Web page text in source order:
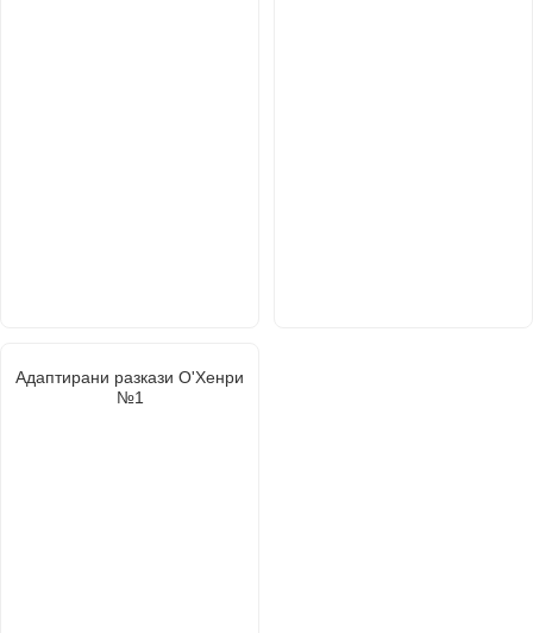
Адаптирани разкази О'Хенри
№1